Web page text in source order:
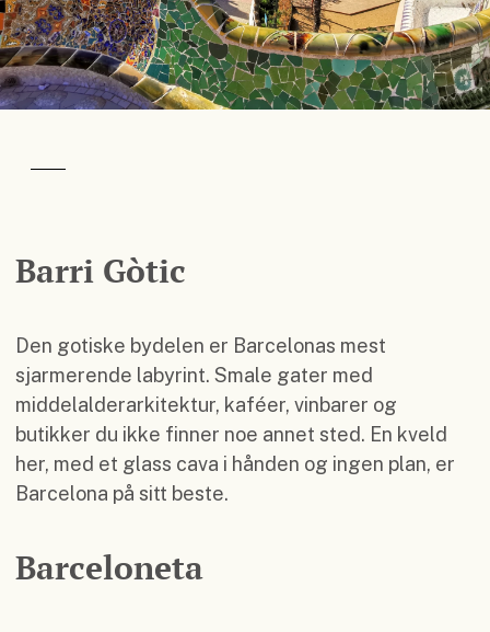
Barri Gòtic
Den gotiske bydelen er Barcelonas mest
sjarmerende labyrint. Smale gater med
middelalderarkitektur, kaféer, vinbarer og
butikker du ikke finner noe annet sted. En kveld
her, med et glass cava i hånden og ingen plan, er
Barcelona på sitt beste.
Barceloneta